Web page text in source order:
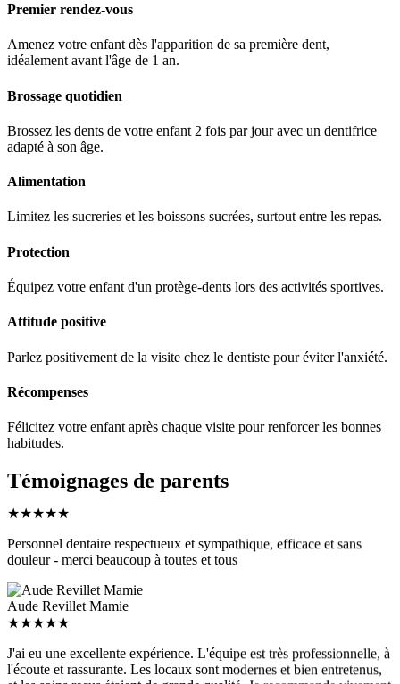
Premier rendez-vous
Amenez votre enfant dès l'apparition de sa première dent,
idéalement avant l'âge de 1 an.
Brossage quotidien
Brossez les dents de votre enfant 2 fois par jour avec un dentifrice
adapté à son âge.
Alimentation
Limitez les sucreries et les boissons sucrées, surtout entre les repas.
Protection
Équipez votre enfant d'un protège-dents lors des activités sportives.
Attitude positive
Parlez positivement de la visite chez le dentiste pour éviter l'anxiété.
Récompenses
Félicitez votre enfant après chaque visite pour renforcer les bonnes
habitudes.
Témoignages de parents
★ ★ ★ ★
★
douleur - merci beaucoup à toutes et tous
Aude Revillet Mamie
★★★★★
J'ai eu une excellente expérience. L'équipe est très professionnelle, à
l'écoute et rassurante. Les locaux sont modernes et bien entretenus,
et les soins reçus étaient de grande qualité. Je recommande vivement